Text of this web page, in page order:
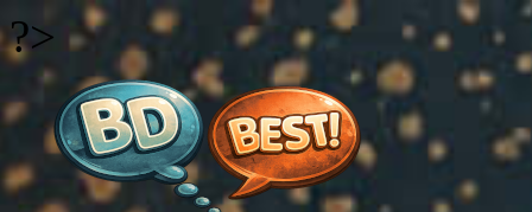
?>